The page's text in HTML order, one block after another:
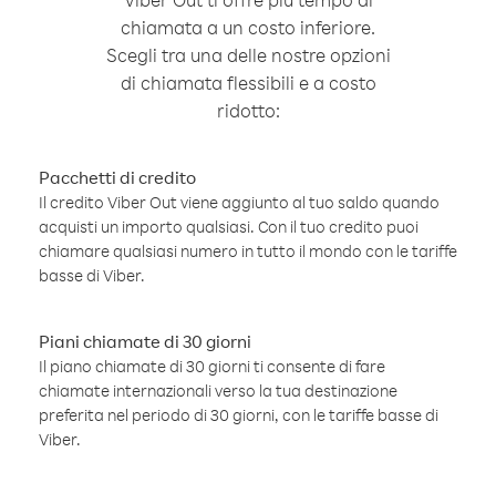
chiamata a un costo inferiore.
Scegli tra una delle nostre opzioni
di chiamata flessibili e a costo
ridotto:
Pacchetti di credito
Il credito Viber Out viene aggiunto al tuo saldo quando
acquisti un importo qualsiasi. Con il tuo credito puoi
chiamare qualsiasi numero in tutto il mondo con le tariffe
basse di Viber.
Piani chiamate di 30 giorni
Il piano chiamate di 30 giorni ti consente di fare
chiamate internazionali verso la tua destinazione
preferita nel periodo di 30 giorni, con le tariffe basse di
Viber.